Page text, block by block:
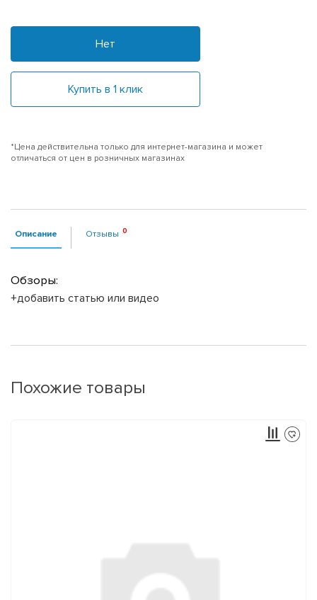
Нет
Купить в 1 клик
*Цена действительна только для интернет-магазина и может
отличаться от цен в розничных магазинах
Описание Отзывы
Обзоры:
+добавить статью или видео
Похожие товары